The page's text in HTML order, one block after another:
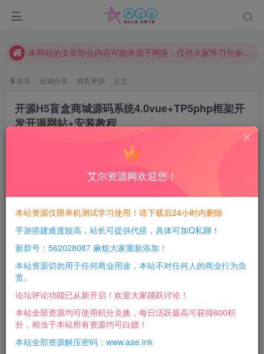
现在赞助会员享受专属折扣，详情点击此条公告。
本网站的文章部分内容可能来源于网络，仅供大家学习与参考，如有侵权，请联系站长QQ466107887进行删除处理。
首页 游戏分享 网页资源 正文
开源H5盲盒商城源码系统4.0vue+TP5php框架开
发开源网站+安装教程
每日活跃最高可获得600积分！所有资源可以使用
积分免费兑换！
简介：
网站+安装教程
无授权，可以二开使用。
艾尔资源网欢迎您！
本站资源仅限单机测试学习使用！请下载后24小时内删除
手游搭建难度较高，站长可提供代搭，具体可加Q私聊！
新群号：562028087 麻烦大家重新添加！
本站资源切勿用于任何商业用途，本站不对任何人的商业行为负
责。
论坛评论功能已从新开启！欢迎大家踊跃讨论！
本站全部资源均可使用积分兑换，每日活跃最高可获得600积
分，相当于本站所有资源均可白嫖！
本站全部资源解压密码：www.aae.ink